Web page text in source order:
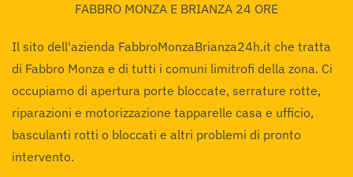
FABBRO MONZA E BRIANZA 24 ORE
Il sito dell'azienda FabbroMonzaBrianza24h.it che tratta
di Fabbro Monza e di tutti i comuni limitrofi della zona. Ci
occupiamo di apertura porte bloccate, serrature rotte,
riparazioni e motorizzazione tapparelle casa e ufficio,
basculanti rotti o bloccati e altri problemi di pronto
intervento.